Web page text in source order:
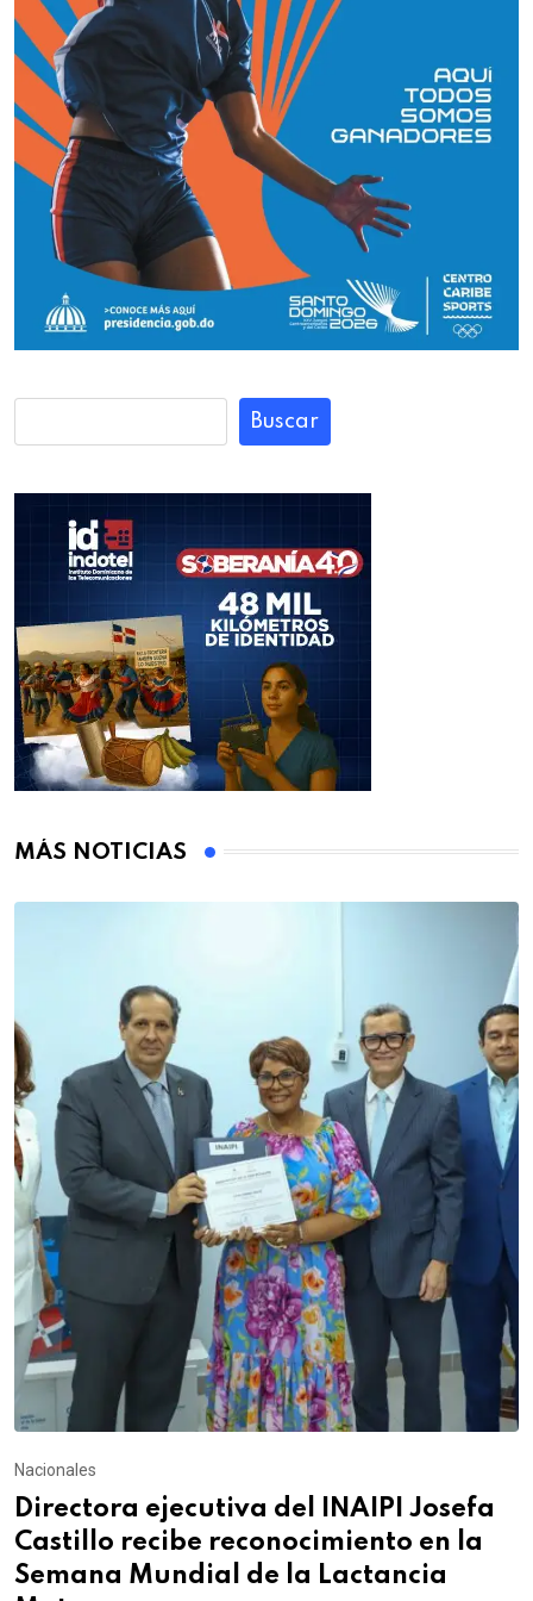
Buscar
MÁS NOTICIAS
Nacionales
Directora ejecutiva del INAIPI Josefa
Castillo recibe reconocimiento en la
Semana Mundial de la Lactancia